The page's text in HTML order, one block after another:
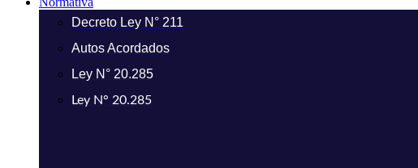
Decreto Ley N° 211
Autos Acordados
Ley N° 20.285
Ley N° 20.285